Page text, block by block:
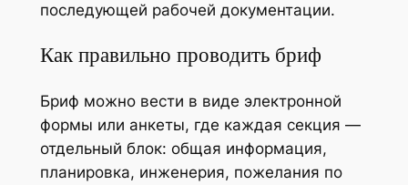
последующей рабочей документации.
Как правильно проводить бриф
Бриф можно вести в виде электронной
формы или анкеты, где каждая секция —
отдельный блок: общая информация,
планировка, инженерия, пожелания по